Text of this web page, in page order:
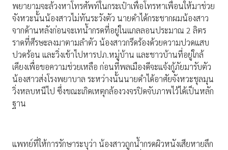
พยายามจะล้วงหาโทรศัพท์ในกระเป๋าเพื่อโทรหาเพื่อนให้มาช่วย
จังหวะนั้นน้องสาวไม่ทันระวังตัว นายดำได้กระชากผมน้องสาว
จากด้านหลังก่อนจะเทน้ำกรดที่อยู่ในแกลลอนประมาณ 2 ลิตร
ราดที่ศีรษะลงมาตามลำตัว น้องสาวกรีดร้องด้วยความปวดแสบ
ปวดร้อน และวิ่งเข้าไปหารปภ.หมู่บ้าน และชาวบ้านที่อยู่ใกล้
เคียงเพื่อขอความช่วยเหลือ ก่อนที่พลเมืองดีจะแจ้งกู้ภัยมารับตัว
น้องสาวส่งโรงพยาบาล ระหว่างนั้นนายดำได้อาศัยจังหวะชุลมุน
วิ่งหลบหนีไป ซึ่งขณะเกิดเหตุกล้องวงจรปิดจับภาพไว้ได้เป็นหลัก
ฐาน
แพทย์ที่ให้การรักษาระบุว่า น้องสาวถูกน้ำกรดผิวหนังเสียหายลึก